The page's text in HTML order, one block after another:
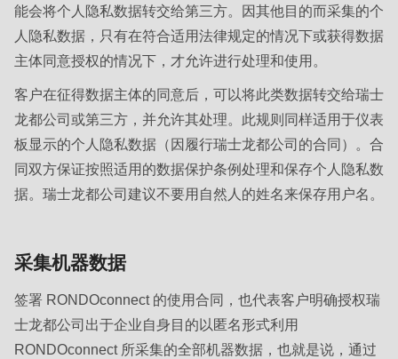
in
Drupal\rondo_contact\ContactService-
>Drupal\rondo_contact\
{closure}
()
(line
597
of
Deprecated
能会将个人隐私数据转交给第三方。因其他目的而采集的个
人隐私数据，只有在符合适用法律规定的情况下或获得数据
主体同意授权的情况下，才允许进行处理和使用。
客户在征得数据主体的同意后，可以将此类数据转交给瑞士
龙都公司或第三方，并允许其处理。此规则同样适用于仪表
板显示的个人隐私数据（因履行瑞士龙都公司的合同）。合
同双方保证按照适用的数据保护条例处理和保存个人隐私数
据。瑞士龙都公司建议不要用自然人的姓名来保存用户名。
采集机器数据
签署 RONDOconnect 的使用合同，也代表客户明确授权瑞
士龙都公司出于企业自身目的以匿名形式利用
RONDOconnect 所采集的全部机器数据，也就是说，通过